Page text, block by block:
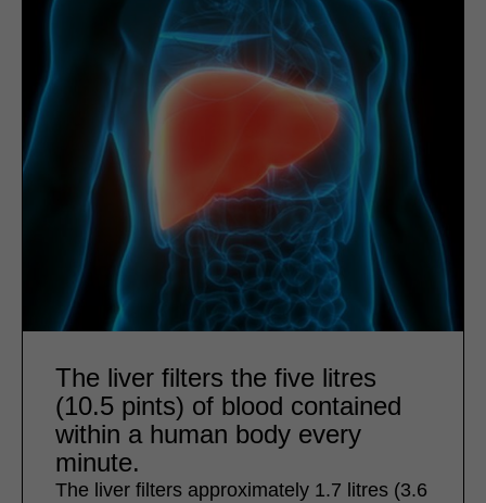
The liver filters the five litres
(10.5 pints) of blood contained
within a human body every
minute.
The liver filters approximately 1.7 litres (3.6